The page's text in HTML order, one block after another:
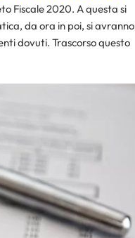
Fiscale 2020. A questa si
da ora in poi, si avranno
dovuti. Trascorso questo